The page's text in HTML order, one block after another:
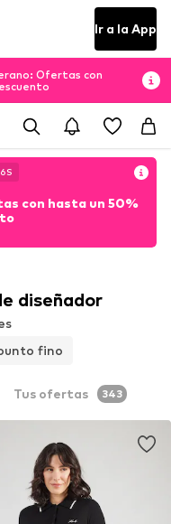
Ir a la App
Ofertas con
S
con hasta un 50%
diseñador
fino
Tus ofertas 343